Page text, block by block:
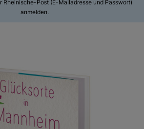
Rheinische-Post (E-Mailadresse und Passwort)
anmelden.